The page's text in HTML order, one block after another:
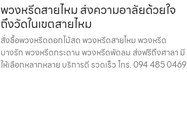
พวงหรีดสายไหม ส่งความอาลัยด้วยใจ
ถึงวัดในเขตสายไหม
สั่งซื้อพวงหรีดดอกไม้สด พวงหรีดสายไหม พวงหรีด
บางรัก พวงหรีดกระดาน พวงหรีดพัดลม ส่งฟรีถึงศาลา มี
ให้เลือกหลากหลาย บริการดี รวดเร็ว โทร. 094 485 0469